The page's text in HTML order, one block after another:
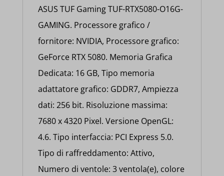
ASUS TUF Gaming TUF-RTX5080-O16G-
GAMING. Processore grafico /
fornitore: NVIDIA, Processore grafico:
GeForce RTX 5080. Memoria Grafica
Dedicata: 16 GB, Tipo memoria
adattatore grafico: GDDR7, Ampiezza
dati: 256 bit. Risoluzione massima:
7680 x 4320 Pixel. Versione OpenGL:
4.6. Tipo interfaccia: PCI Express 5.0.
Tipo di raffreddamento: Attivo,
Numero di ventole: 3 ventola(e), colore